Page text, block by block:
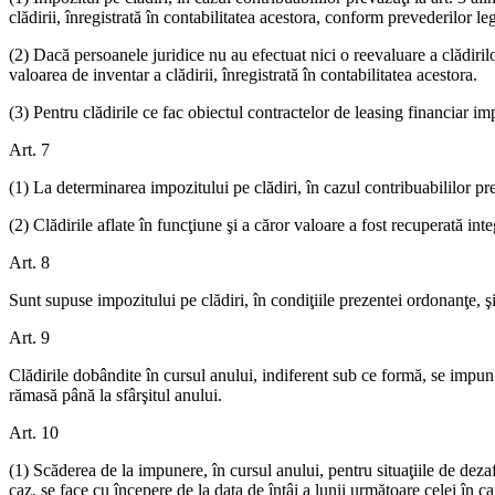
clădirii, înregistrată în contabilitatea acestora, conform prevederilor
(2) Dacă persoanele juridice nu au efectuat nici o reevaluare a
valoarea de inventar a clădirii, înregistrată în contabilitatea acestora.
(3) Pentru clădirile ce fac obiectul contractelor de leasing financiar
Art. 7
(1) La determinarea impozitului pe clădiri, în cazul contribuabililor
(2) Clădirile aflate în funcţiune şi a căror valoare a fost recuperată
Art. 8
Sunt supuse impozitului pe clădiri, în condiţiile prezentei ordonanţe,
Art. 9
Clădirile dobândite în cursul anului, indiferent sub ce formă, se
rămasă până la sfârşitul anului.
Art. 10
(1) Scăderea de la impunere, în cursul anului, pentru situaţiile de
caz, se face cu începere de la data de întâi a lunii următoare celei în